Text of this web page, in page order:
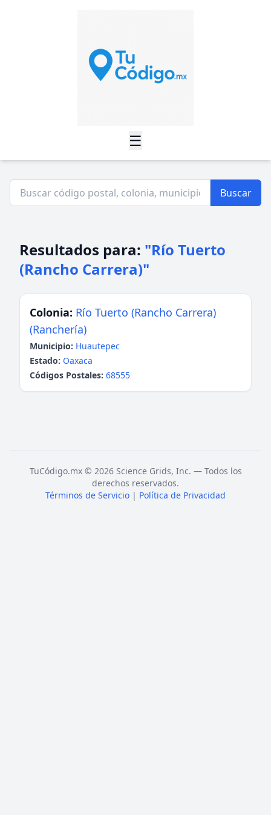
☰
Buscar
Resultados para: "Río Tuerto
(Rancho Carrera)"
Colonia: Río Tuerto (Rancho Carrera)
(Ranchería)
Municipio: Huautepec
Estado: Oaxaca
Códigos Postales: 68555
TuCódigo.mx © 2026 Science Grids, Inc. — Todos los
derechos reservados.
Términos de Servicio | Política de Privacidad